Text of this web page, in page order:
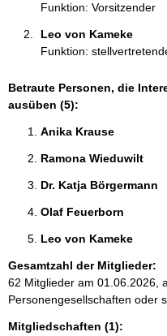
Funktion: Vorsitzender
Leo von Kameke
Funktion:
Betraute Personen, die
ausüben (5):
Anika Krause
Ramona Wieduwilt
Dr. Katja Börgermann
Olaf Feuerborn
Leo von Kameke
Gesamtzahl der Mitglieder:
62 Mitglieder am 01.06.2026,
Personengesellschaften oder
Mitgliedschaften (1):